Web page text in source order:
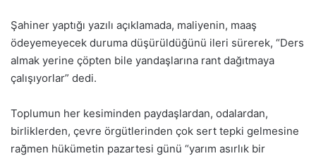
Şahiner yaptığı yazılı açıklamada, maliyenin, maaş
ödeyemeyecek duruma düşürüldüğünü ileri sürerek, “Ders
almak yerine çöpten bile yandaşlarına rant dağıtmaya
çalışıyorlar” dedi.
Toplumun her kesiminden paydaşlardan, odalardan,
birliklerden, çevre örgütlerinden çok sert tepki gelmesine
rağmen hükümetin pazartesi günü “yarım asırlık bir